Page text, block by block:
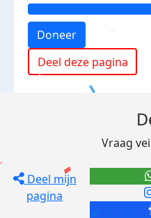
Doneer
Deel deze pagina
Deel mijn
pagina
Vraag